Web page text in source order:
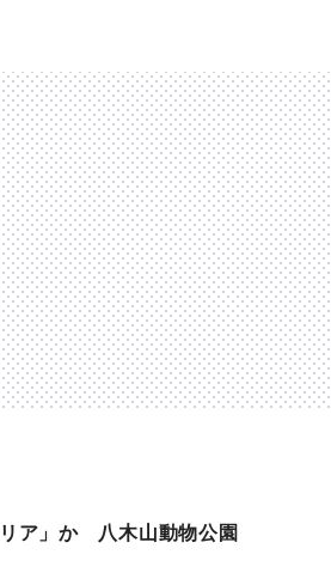
ア」か 八木山動物公園